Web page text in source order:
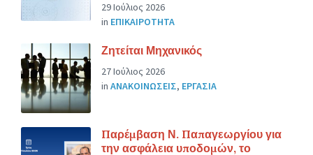
29 Ιούλιος 2026
in ΕΠΙΚΑΙΡΟΤΗΤΑ
Ζητείται Μηχανικός
27 Ιούλιος 2026
in ΑΝΑΚΟΙΝΩΣΕΙΣ, ΕΡΓΑΣΙΑ
Παρέμβαση Ν. Παπαγεωργίου για
την ασφάλεια υποδομών, το